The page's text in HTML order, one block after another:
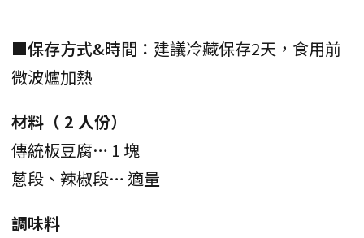
■保存方式&時間： 建議冷藏保存2天，食用前
微波爐加熱
材料（ 2 人份）
傳統板豆腐… 1 塊
蔥段、辣椒段… 適量
調味料